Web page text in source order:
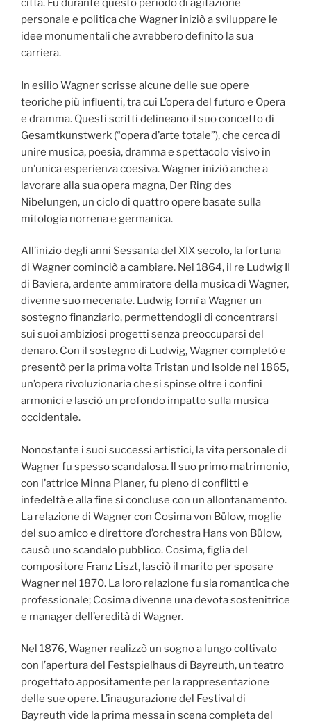
città. Fu durante questo periodo di agitazione
personale e politica che Wagner iniziò a sviluppare le
idee monumentali che avrebbero definito la sua
carriera.
In esilio Wagner scrisse alcune delle sue opere
teoriche più influenti, tra cui L’opera del futuro e Opera
e dramma. Questi scritti delineano il suo concetto di
Gesamtkunstwerk (“opera d’arte totale”), che cerca di
unire musica, poesia, dramma e spettacolo visivo in
un’unica esperienza coesiva. Wagner iniziò anche a
lavorare alla sua opera magna, Der Ring des
Nibelungen, un ciclo di quattro opere basate sulla
mitologia norrena e germanica.
All’inizio degli anni Sessanta del XIX secolo, la fortuna
di Wagner cominciò a cambiare. Nel 1864, il re Ludwig II
di Baviera, ardente ammiratore della musica di Wagner,
divenne suo mecenate. Ludwig fornì a Wagner un
sostegno finanziario, permettendogli di concentrarsi
sui suoi ambiziosi progetti senza preoccuparsi del
denaro. Con il sostegno di Ludwig, Wagner completò e
presentò per la prima volta Tristan und Isolde nel 1865,
un’opera rivoluzionaria che si spinse oltre i confini
armonici e lasciò un profondo impatto sulla musica
occidentale.
Nonostante i suoi successi artistici, la vita personale di
Wagner fu spesso scandalosa. Il suo primo matrimonio,
con l’attrice Minna Planer, fu pieno di conflitti e
infedeltà e alla fine si concluse con un allontanamento.
La relazione di Wagner con Cosima von Bülow, moglie
del suo amico e direttore d’orchestra Hans von Bülow,
causò uno scandalo pubblico. Cosima, figlia del
compositore Franz Liszt, lasciò il marito per sposare
Wagner nel 1870. La loro relazione fu sia romantica che
professionale; Cosima divenne una devota sostenitrice
e manager dell’eredità di Wagner.
Nel 1876, Wagner realizzò un sogno a lungo coltivato
con l’apertura del Festspielhaus di Bayreuth, un teatro
progettato appositamente per la rappresentazione
delle sue opere. L’inaugurazione del Festival di
Bayreuth vide la prima messa in scena completa del